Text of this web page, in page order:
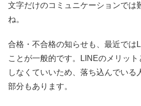
文字だけのコミュニケーションでは
ね。
合格・不合格の知らせも、最近では
ことが一般的です。LINEのメリッ
しなくていいため、落ち込んでいる
部分もあります。